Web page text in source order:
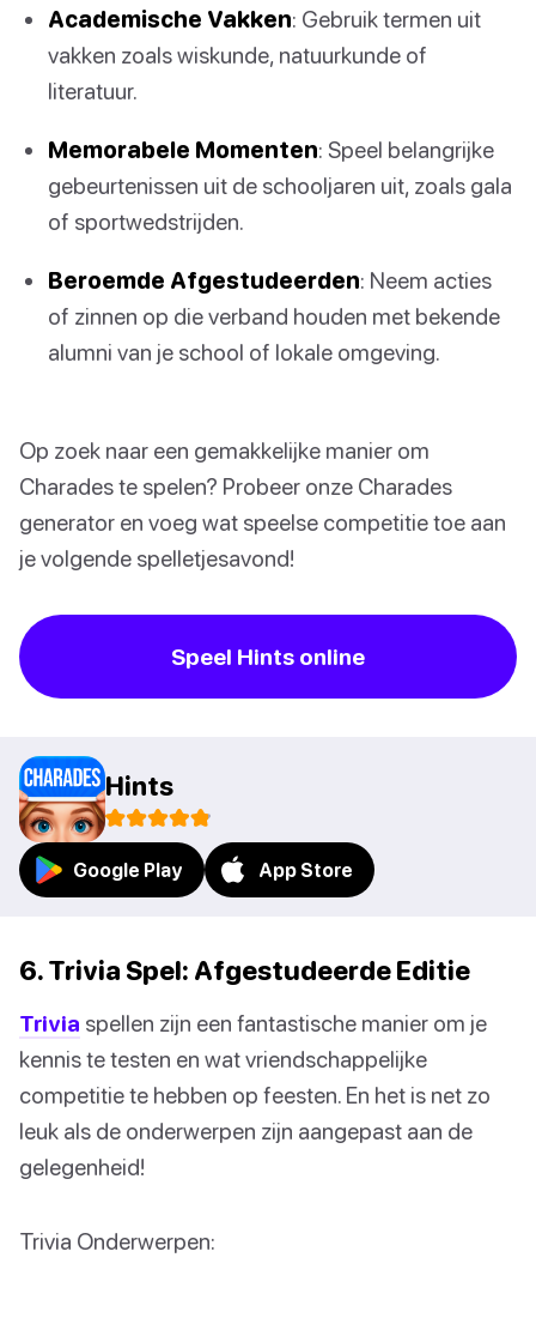
Academische Vakken: Gebruik termen uit
vakken zoals wiskunde, natuurkunde of
literatuur.
Memorabele Momenten: Speel belangrijke
gebeurtenissen uit de schooljaren uit, zoals gala
of sportwedstrijden.
Beroemde Afgestudeerden: Neem acties
of zinnen op die verband houden met bekende
alumni van je school of lokale omgeving.
Op zoek naar een gemakkelijke manier om
Charades te spelen? Probeer onze Charades
generator en voeg wat speelse competitie toe aan
je volgende spelletjesavond!
Speel Hints online
Hints
Google Play App Store
6. Trivia Spel: Afgestudeerde Editie
Trivia spellen zijn een fantastische manier om je
kennis te testen en wat vriendschappelijke
competitie te hebben op feesten. En het is net zo
leuk als de onderwerpen zijn aangepast aan de
gelegenheid!
Trivia Onderwerpen: